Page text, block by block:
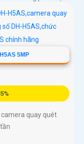
khác, Hồng
5MP
camera quay quét